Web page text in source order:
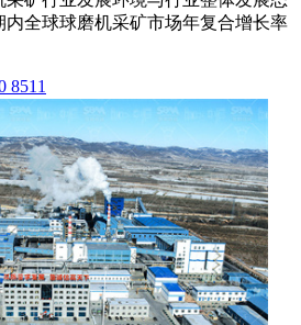
内全球球磨机采矿市场年复合增长率
8511